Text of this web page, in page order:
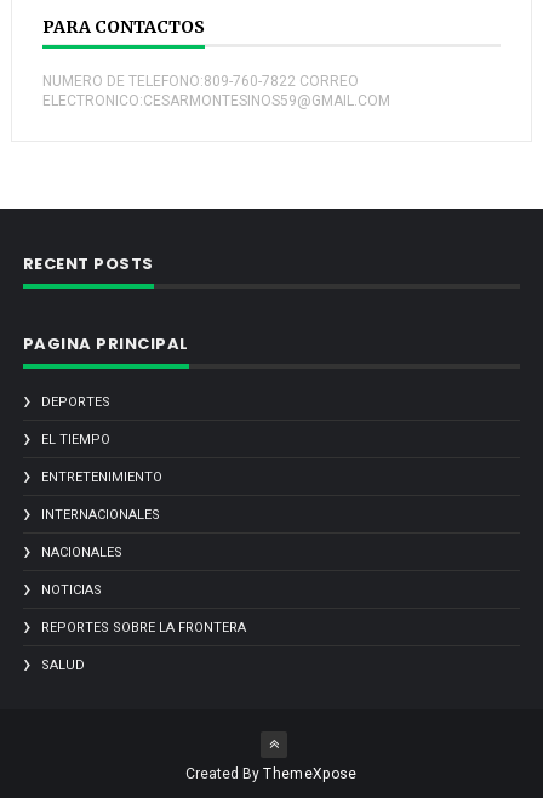
PARA CONTACTOS
NUMERO DE TELEFONO:809-760-7822 CORREO
ELECTRONICO:CESARMONTESINOS59@GMAIL.COM
RECENT POSTS
PAGINA PRINCIPAL
DEPORTES
EL TIEMPO
ENTRETENIMIENTO
INTERNACIONALES
NACIONALES
NOTICIAS
REPORTES SOBRE LA FRONTERA
SALUD
Created ByThemeXpose